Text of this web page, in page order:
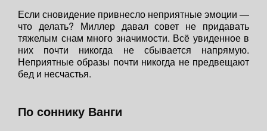
Если сновидение привнесло неприятные эмоции —
что делать? Миллер давал совет не придавать
тяжелым снам много значимости. Всё увиденное в
них почти никогда не сбывается напрямую.
Неприятные образы почти никогда не предвещают
бед и несчастья.
По соннику Ванги